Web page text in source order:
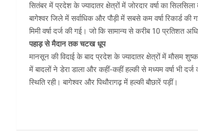
सितंबर में प्रदेश के ज्यादातर क्षेत्रों में जोरदार वर्षा का
बागेश्वर जिले में सर्वाधिक और पौड़ी में सबसे कम वर्षा रिकार्ड
मिमी वर्षा दर्ज की गई। जो कि सामान्य से करीब 10 प्रतिशत
पहाड़ से मैदान तक चटख धूप
मानसून की विदाई के बाद प्रदेश के ज्यादातर क्षेत्रों में मौसम
में बादलों ने डेरा डाला और कहीं-कहीं हल्की से मध्यम वर्षा भी
स्थिति रही। बागेश्वर और पिथौरागढ़ में हल्की बौछारें पड़ीं।